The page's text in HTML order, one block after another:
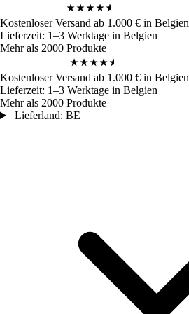
Kostenloser Versand ab 1.000 € in Belgien
Lieferzeit: 1–3 Werktage in Belgien
Mehr als 2000 Produkte
Kostenloser Versand ab 1.000 € in Belgien
Lieferzeit: 1–3 Werktage in Belgien
Mehr als 2000 Produkte
Lieferland: BE